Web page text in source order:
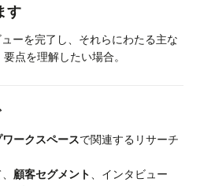
す
ューを完了し、それらにわたる主な
点を理解したい場合。
ークスペースで関連するリサーチ
顧客セグメント
、インタビュー